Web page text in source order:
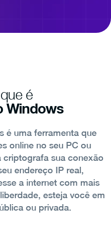
é
Windows
é uma ferramenta que
online no seu PC ou
sua conexão
endereço IP real,
a internet com mais
esteja você em
ou privada.